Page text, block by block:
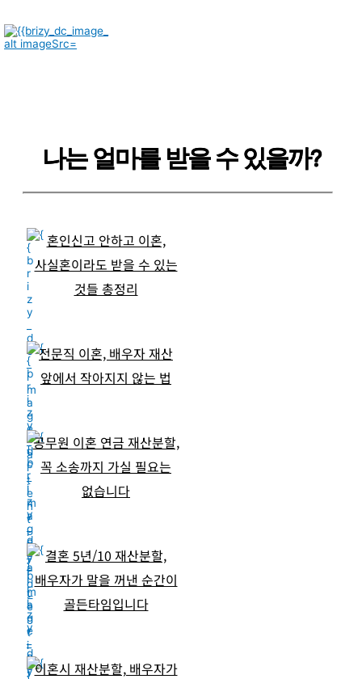
나는 얼마를 받을 수 있을까?
혼인신고 안하고 이혼,
사실혼이라도 받을 수 있는
것들 총정리
전문직 이혼, 배우자 재산
앞에서 작아지지 않는 법
공무원 이혼 연금 재산분할,
꼭 소송까지 가실 필요는
없습니다
결혼 5년/10 재산분할,
배우자가 말을 꺼낸 순간이
골든타임입니다
이혼시 재산분할, 배우자가